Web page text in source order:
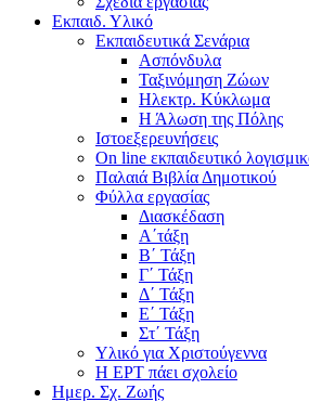
Εκπαιδ. Υλικό
Εκπαιδευτικά Σενάρια
Ασπόνδυλα
Ταξινόμηση Ζώων
Ηλεκτρ. Κύκλωμα
Η Άλωση της Πόλης
Ιστοεξερευνήσεις
On line εκπαιδευτικό
Παλαιά Βιβλία Δημοτικού
Φύλλα εργασίας
Διασκέδαση
Α΄τάξη
Β΄ Τάξη
Γ΄ Τάξη
Δ΄ Τάξη
Ε΄ Τάξη
Στ΄ Τάξη
Υλικό για Χριστούγεννα
Η ΕΡΤ πάει σχολείο
Ημερ. Σχ. Ζωής